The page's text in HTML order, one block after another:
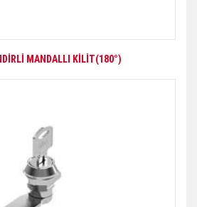
MANDALLI KİLİT(180°)